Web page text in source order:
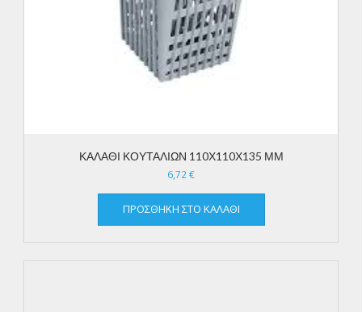
ΚΑΛΑΘΙ ΚΟΥΤΑΛΙΩΝ 110Χ110Χ135 ΜΜ
6,72€
ΠΡΟΣΘΉΚΗ ΣΤΟ ΚΑΛΆΘΙ